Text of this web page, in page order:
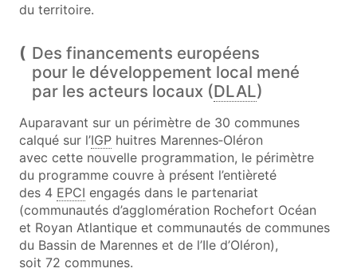
du territoire.
Des financements européens
pour le développement local mené
par les acteurs locaux (DLAL)
Auparavant sur un périmètre de 30 communes
calqué sur l’IGP huitres Marennes‑Oléron
avec cette nouvelle programmation, le périmètre
du programme couvre à présent l’entièreté
des 4 EPCI engagés dans le partenariat
(communautés d’agglomération Rochefort Océan
et Royan Atlantique et communautés de communes
du Bassin de Marennes et de l’Ile d’Oléron),
soit 72 communes.